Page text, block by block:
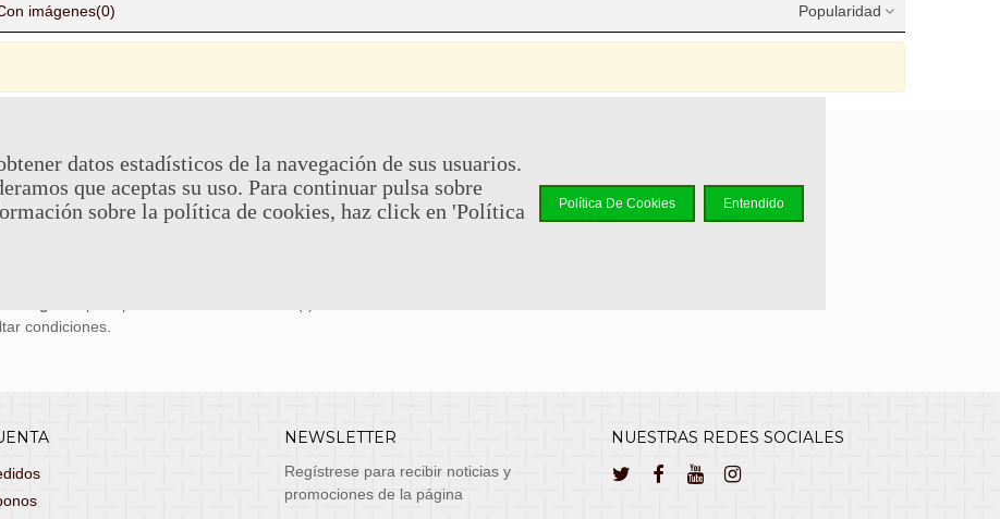
imágenes(0) Popularidad
Y DEVOLUCIONES
muy económicos en 24h a través de diversos
entrega de lunes a viernes no festivos, si
condiciones.
Teléfono y Whatsapp +34 644 110 737
email: atencionalcliente@cuernavilla.com
NEWSLETTER
Regístrese para recibir noticias y
promociones de la página
NUESTRAS REDES SOCIALES
datos estadísticos de la navegación de sus usuarios.
que aceptas su uso. Para continuar pulsa sobre
sobre la política de cookies, haz click en 'Política
Política De Cookies Entendido